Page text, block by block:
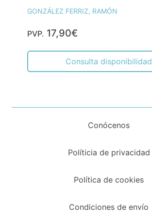
GONZÁLEZ FERRIZ, RAMÓN
PVP. 17,90€
Consulta disponibilidad
Conócenos
Políticia de privacidad
Política de cookies
Condiciones de envío